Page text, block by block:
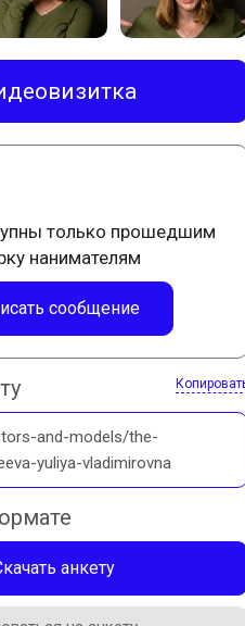
только прошедшим
нанимателям
сообщение
and-models/the-
yuliya-vladimirovna
анкету